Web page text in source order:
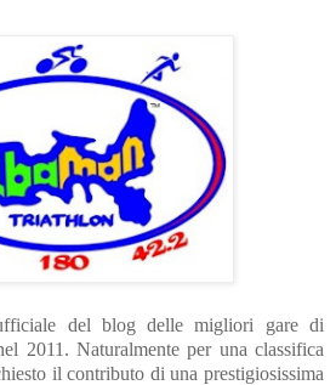
del blog delle migliori gare di
2011. Naturalmente per una classifica
il contributo di una prestigiosissima